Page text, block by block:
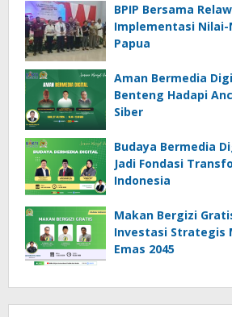
BPIP Bersama
Implementasi Nilai-
Papua
Aman Bermedia
Benteng Hadapi
Siber
Budaya Bermedia
Jadi Fondasi
Indonesia
Makan Bergizi
Investasi Strategis
Emas 2045